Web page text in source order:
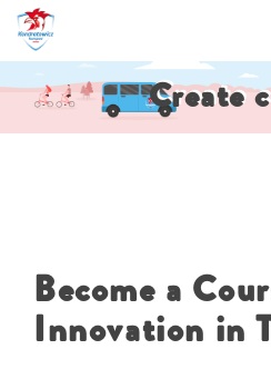
Create
Become a
Innovation in